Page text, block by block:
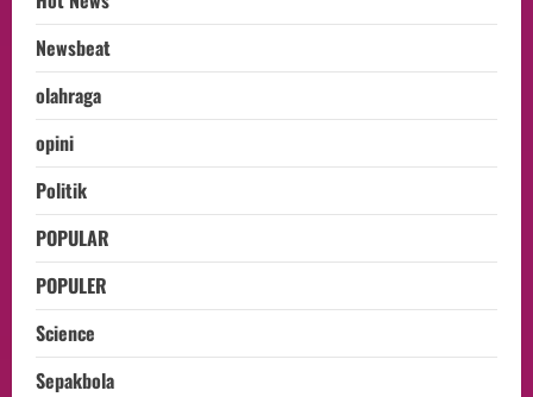
Newsbeat
olahraga
opini
Politik
POPULAR
POPULER
Science
Sepakbola